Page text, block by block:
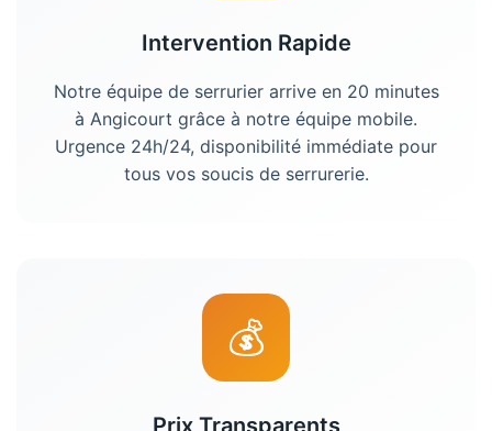
Intervention Rapide
Notre équipe de serrurierarrive en 20 minutes
à Angicourt grâce à notre équipe mobile.
Urgence 24h/24, disponibilité immédiate pour
tous vos soucis de serrurerie.
💰
Prix Transparents